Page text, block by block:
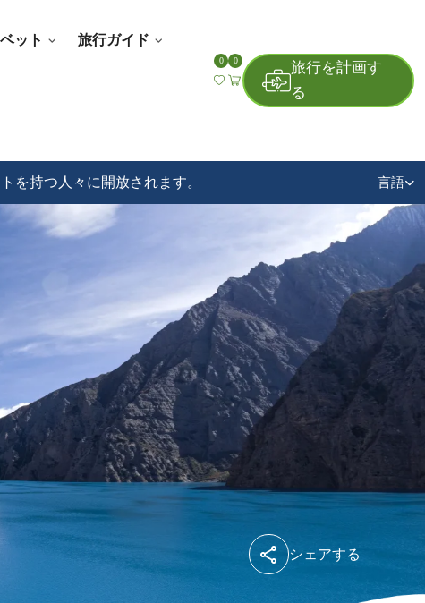
ット 旅行ガイド
0 0
旅行を計画す
る
を持つ人々に開放されます。 言語
シェアする